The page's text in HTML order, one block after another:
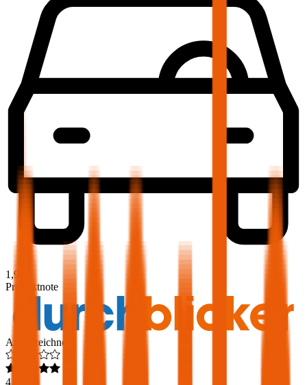
1,9
Produktnote
Ausgezeichnet
4,6